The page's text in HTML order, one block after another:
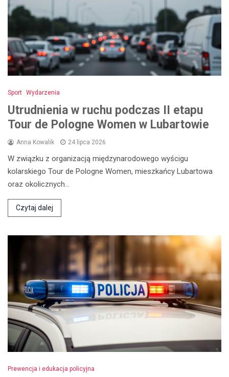
Sport Wydarzenia
Utrudnienia w ruchu podczas II etapu
Tour de Pologne Women w Lubartowie
Anna Kowalik 24 lipca 2026
W związku z organizacją międzynarodowego wyścigu
kolarskiego Tour de Pologne Women, mieszkańcy Lubartowa
oraz okolicznych…
Czytaj dalej
Prewencja i edukacja policyjna